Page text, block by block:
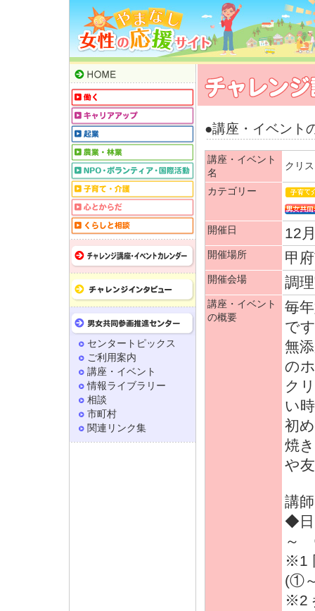
●講座・イベント
講座・イベント
名
クリ
カテゴリー
開催日 12
開催場所 甲
開催会場 調
講座・イベント
の概要
毎
で
無
の
ク
い
初
焼
や
講
◆
～
※1
(①
※2
センタートピックス
ご利用案内
講座・イベント
情報ライブラリー
相談
市町村
関連リンク集